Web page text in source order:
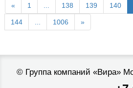
« 1 ... 138 139 140
144 ... 1006 »
© Группа компаний «Вира»